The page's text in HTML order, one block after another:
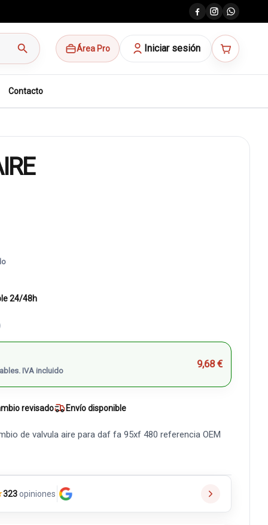
search Área Pro Iniciar sesión
Contacto
24/48h
IVA incluido
9,68 €
revisado Envío disponible
de valvula aire para daf fa 95xf 480 referencia OEM
323opiniones